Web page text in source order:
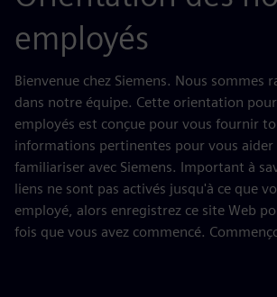
employés
Bienvenue chez Siemens. Nous sommes
dans notre équipe. Cette orientation
employés est conçue pour vous fournir
informations pertinentes pour vous aider
familiariser avec Siemens. Important à
liens ne sont pas activés jusqu'à ce que
employé, alors enregistrez ce site Web
fois que vous avez commencé.